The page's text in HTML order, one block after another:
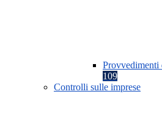
Provvedimenti
109
Controlli sulle imprese